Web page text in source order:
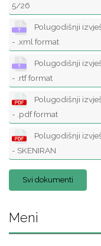
5/26
Polugodišnji
- .xml format
Polugodišnji
- .rtf format
Polugodišnji
- .pdf format
Polugodišnji
- SKENIRAN
Svi dokumenti
Meni